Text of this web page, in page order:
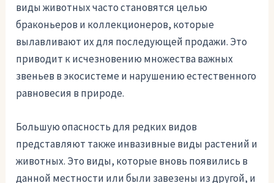
виды животных часто становятся целью
браконьеров и коллекционеров, которые
вылавливают их для последующей продажи. Это
приводит к исчезновению множества важных
звеньев в экосистеме и нарушению естественного
равновесия в природе.
Большую опасность для редких видов
представляют также инвазивные виды растений и
животных. Это виды, которые вновь появились в
данной местности или были завезены из другой, и